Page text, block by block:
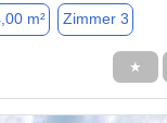
m² Zimmer 3
★